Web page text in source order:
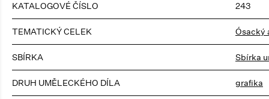
KATALOGOVÉ ČÍSLO 243
TEMATICKÝ CELEK Ósacký
SBÍRKA Sbírka
DRUH UMĚLECKÉHO DÍLA grafika